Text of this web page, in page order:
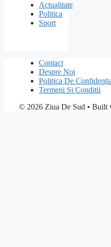
Actualitate
Politica
Sport
Contact
Despre Noi
Politica De
Termeni Si Conditii
© 2026 Ziua De Sud • Built